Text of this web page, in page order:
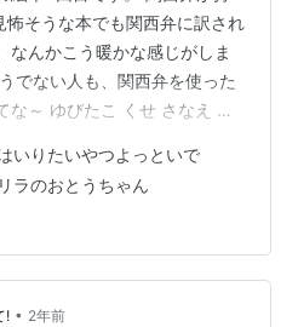
怖そうな本でも関西弁に訳され
なんかこう暖かな感じがしま
でない人も、関西弁を使った
な～ ゆびたこ くせ さなえ ポ
めし 岡田 よしたか 小学館 ゴ
郎 こぐま社 シカクさん マッ
ラッセン クレヨンハウス ゆ
社 もうすぐ１年生になる「わ
められません。 「すうたら
いりたいやつよっといで
ラのおとうちゃん
! • 2年前